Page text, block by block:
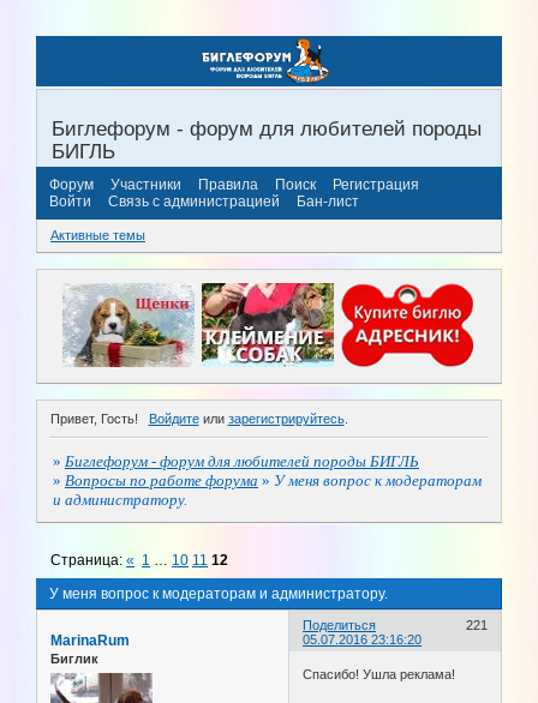
Биглефорум - форум для любителей породы
БИГЛЬ
Форум Участники Правила Поиск
Регистрация
Войти
Связь с администрацией Бан-лист
Активные темы
Привет, Гость! Войдитеили зарегистрируйтесь.
» Биглефорум - форум для любителей породы БИГЛЬ
» Вопросы по работе форума » У меня вопрос к модераторам
и администратору.
У меня вопрос к модераторам и администратору.
Страница:« 1 … 10 11 12
Поделиться
221
05.07.2016 23:16:20
MarinaRum
Биглик
Спасибо! Ушла реклама!